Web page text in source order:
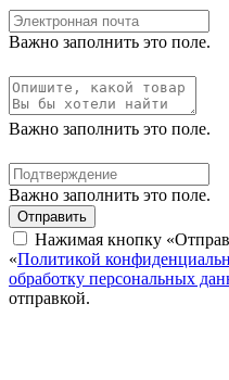
Важно заполнить это поле.
Важно заполнить это поле.
Важно заполнить это поле.
Отправить
Нажимая кнопку
«Политикой
обработку персональных
отправкой.